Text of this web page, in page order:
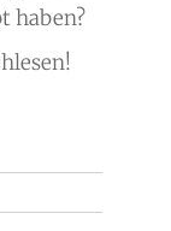
haben?